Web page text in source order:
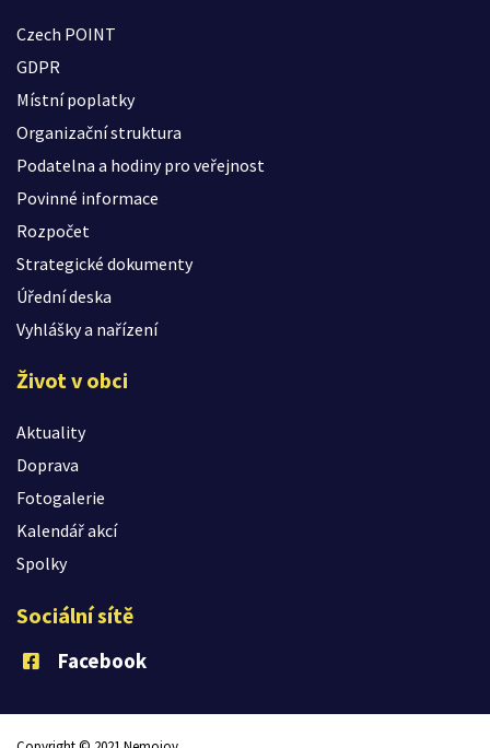
Czech POINT
GDPR
Místní poplatky
Organizační struktura
Podatelna a hodiny pro veřejnost
Povinné informace
Rozpočet
Strategické dokumenty
Úřední deska
Vyhlášky a nařízení
Život v obci
Aktuality
Doprava
Fotogalerie
Kalendář akcí
Spolky
Sociální sítě
Facebook